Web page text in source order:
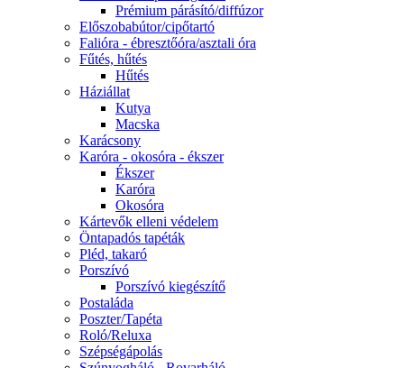
Prémium párásító/diffúzor
Előszobabútor/cipőtartó
Falióra - ébresztőóra/asztali óra
Fűtés, hűtés
Hűtés
Háziállat
Kutya
Macska
Karácsony
Karóra - okosóra - ékszer
Ékszer
Karóra
Okosóra
Kártevők elleni védelem
Öntapadós tapéták
Pléd, takaró
Porszívó
Porszívó kiegészítő
Postaláda
Poszter/Tapéta
Roló/Reluxa
Szépségápolás